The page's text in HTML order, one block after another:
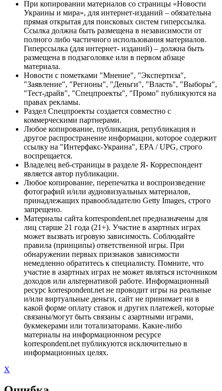
При копировании материалов со страницы «Новости
Украины и мира», для интернет-изданий – обязательна
прямая открытая для поисковых систем гиперссылка.
Ссылка должна быть размещена в независимости от
полного либо частичного использования материалов.
Гиперссылка (для интернет- изданий) – должна быть
размещена в подзаголовке или в первом абзаце
материала.
Новости с пометками "Мнение", "Экспертиза",
"Заявление", "Регионы", "Деньги", "Власть", "Выборы",
"Тест-драйв", "Спецпроекты", "Промо" публикуются на
правах рекламы.
Раздел Спецпроекты создается совместно с
коммерческими партнерами.
Любое копирование, публикация, републикация и
другое распространение информации, которое содержит
ссылку на "Интерфакс-Украина", EPA / UPG, строго
воспрещается.
Владелец веб-страницы в разделе Я- Корреспондент
является автор публикации.
Любое копирование, перепечатка и воспроизведение
фотографий и/или аудиовизуальных материалов,
принадлежащих правообладателю Getty Images, строго
запрещено.
Материалы сайта korrespondent.net предназначены для
лиц старше 21 года (21+). Участие в азартных играх
может вызвать игровую зависимость. Соблюдайте
правила (принципы) ответственной игры. При
обнаружении первых признаков зависимости
немедленно обратитесь к специалисту. Помните, что
участие в азартных играх не может являться источником
доходов или альтернативой работе. Информационный
ресурс korrespondent.net не проводит игры на реальные
и/или виртуальные деньги, сайт не принимает ни в
какой форме оплату ставок и других платежей, которые
связаны/могут быть связаны с азартными играми,
букмекерами или тотализаторами. Какие-либо
материалы на информационном ресурсе
korrespondent.net публикуются исключительно в
информационных целях.
X